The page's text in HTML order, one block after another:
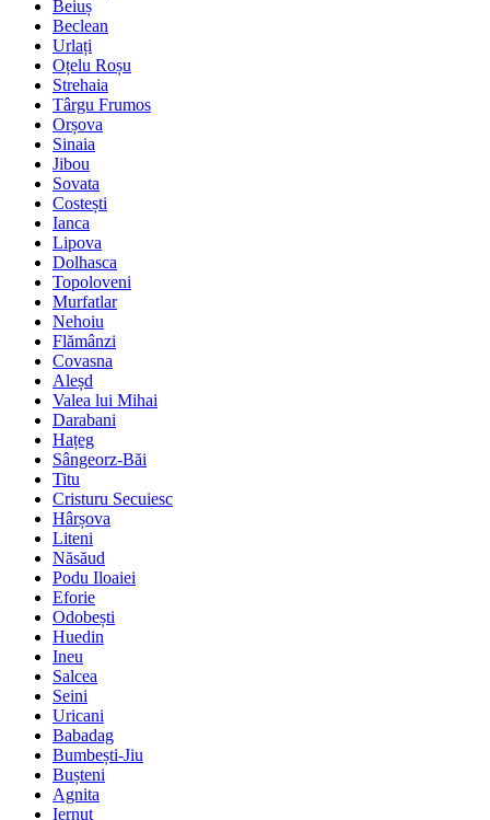
Beiuș
Beclean
Urlați
Oțelu Roșu
Strehaia
Târgu Frumos
Orșova
Sinaia
Jibou
Sovata
Costești
Ianca
Lipova
Dolhasca
Topoloveni
Murfatlar
Nehoiu
Flămânzi
Covasna
Aleșd
Valea lui Mihai
Darabani
Hațeg
Sângeorz-Băi
Titu
Cristuru Secuiesc
Hârșova
Liteni
Năsăud
Podu Iloaiei
Eforie
Odobești
Huedin
Ineu
Salcea
Seini
Uricani
Babadag
Bumbești-Jiu
Bușteni
Agnita
Iernut